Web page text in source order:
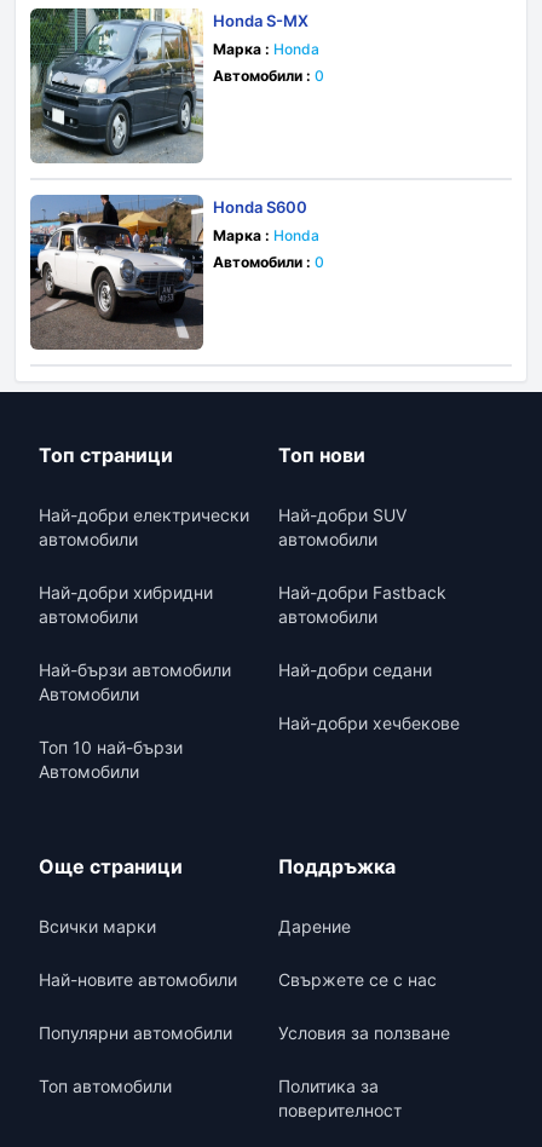
Honda S-MX
Марка : Honda
Автомобили : 0
Honda S600
Марка : Honda
Автомобили : 0
Топ страници
Най-добри електрически
автомобили
Най-добри хибридни
автомобили
Най-бързи автомобили
Автомобили
Топ 10 най-бързи
Автомобили
Топ нови
Най-добри SUV
автомобили
Най-добри Fastback
автомобили
Най-добри седани
Най-добри хечбекове
Още страници
Всички марки
Най-новите автомобили
Популярни автомобили
Топ автомобили
Поддръжка
Дарение
Свържете се с нас
Условия за ползване
Политика за
поверителност